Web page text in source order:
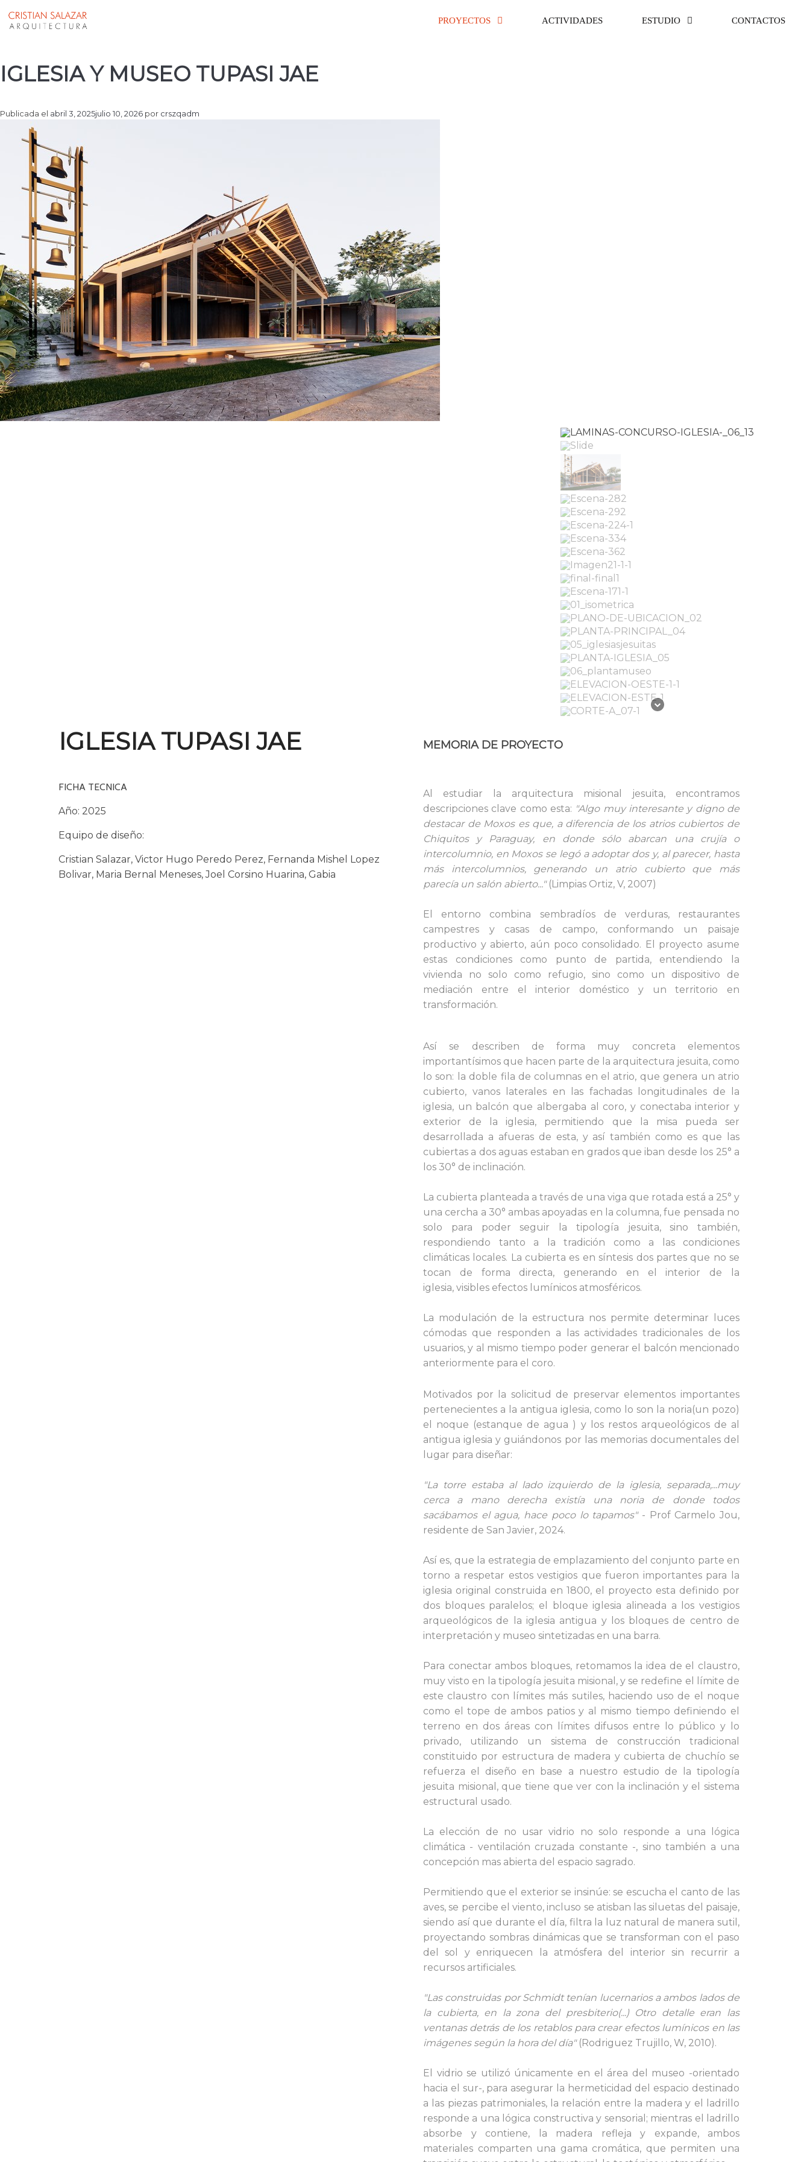
PROYECTOS ACTIVIDADES ESTUDIO CONTACTOS
Proyectos
IGLESIA Y MUSEO TUPASI JAE
Publicada el abril 3, 2025julio 10, 2026 por crszqadm
IGLESIA TUPASI JAE
FICHA TECNICA
Año: 2025
Equipo de diseño:
Cristian Salazar, Victor Hugo Peredo Perez, Fernanda Mishel Lopez
Bolivar, Maria Bernal Meneses, Joel Corsino Huarina, Gabia
MEMORIA DE PROYECTO
Al estudiar la arquitectura misional jesuita, encontramos
descripciones clave como esta: "Algomuy interesante y digno de
destacar de Moxos es que, a diferencia de los atrios cubiertos de
Chiquitos y Paraguay, en donde sólo abarcan una crujía o
intercolumnio, en Moxos se legó a adoptar dos y, al parecer, hasta
más intercolumnios, generando un atrio cubierto que más
parecía un salón abierto..." (Limpias Ortiz, V, 2007)
El entorno combina sembradíos de verduras, restaurantes
campestres y casas de campo, conformando un paisaje
productivo y abierto, aún poco consolidado. El proyecto asume
estas condiciones como punto de partida,entendiendo la
vivienda no solo como refugio, sino como un dispositivo de
mediación entre el interior doméstico y un territorio en
transformación.
Así se describen de forma muy concreta elementos
importantísimos que hacen parte de la arquitectura jesuita, como
lo son: la doble fila de columnas en el atrio, que genera un atrio
cubierto, vanos laterales en las fachadas longitudinales de la
iglesia, un balcón que albergaba al coro, y conectaba interior y
exterior de la iglesia, permitiendo que la misa pueda ser
desarrollada a afueras de esta, y así también como es que las
cubiertas a dos aguas estaban en grados que iban desde los 25° a
los 30° de inclinación.
La cubierta planteada a través de una viga que rotada está a 25° y
una cercha a 30° ambas apoyadas en la columna, fue pensada no
solo para poder seguir la tipología jesuita, sino también,
respondiendo tanto a la tradición como a las condiciones
climáticas locales. La cubierta es en síntesis dos partes que no se
tocan de forma directa, generando en el interior de la
iglesia, visibles efectos lumínicos atmosféricos.
La modulación de la estructura nos permite determinar luces
cómodas que responden a las actividades tradicionales de los
usuarios, y al mismo tiempo poder generar el balcón mencionado
anteriormente para el coro.
Motivados por la solicitud de preservar elementos importantes
pertenecientes a la antigua iglesia, como lo son la noria(un pozo)
el noque (estanque de agua ) y los restos arqueológicos de al
antigua iglesia y guiándonos por las memorias documentales del
lugar para diseñar:
"La torre estaba al lado izquierdo de la iglesia, separada,...muy
cerca a mano derecha existía una noria de donde todos
sacábamos el agua, hace poco lo tapamos" - Prof Carmelo Jou,
residente de San Javier, 2024.
Así es, que la estrategia de emplazamiento del conjunto parte en
torno a respetar estos vestigios que fueron importantes para la
iglesia original construida en 1800, el proyecto esta definido por
dos bloques paralelos; el bloque iglesia alineada a los vestigios
arqueológicos de la iglesia antigua y los bloques de centro de
interpretación y museo sintetizadas en una barra.
Para conectar ambos bloques, retomamos la idea de el claustro,
muy visto en la tipología jesuita misional, y se redefine el límite de
este claustro con límites más sutiles, haciendo uso de el noque
como el tope de ambos patios y al mismo tiempo definiendo el
terreno en dos áreas con límites difusos entre lo público y lo
privado, utilizando un sistema de construcción tradicional
constituido por estructura de madera y cubierta de chuchío se
refuerza el diseño en base a nuestro estudio de la tipología
jesuita misional, que tiene que ver con la inclinación y el sistema
estructural usado.
La elección de no usar vidrio no solo responde a una lógica
climática - ventilación cruzada constante -, sino también a una
concepción mas abierta del espacio sagrado.
Permitiendo que el exterior se insinúe: se escucha el canto de las
aves, se percibe el viento, incluso se atisban las siluetas del paisaje,
siendo así que d urante el día, filtra la luz natural de manera sutil,
proyectando sombras dinámicas que se transforman con el paso
del sol y enriquecen la atmósfera del interior sin recurrir a
recursos artificiales.
"Las construidas por Schmidt tenían lucernarios a ambos lados de
la cubierta, en la zona del presbiterio(...) Otro detalle eran las
ventanas detrás de los retablos para crear efectos lumínicos en las
imágenes según la hora del día"(Rodriguez Trujillo, W, 2010).
El vidrio se utilizó únicamente en el área del museo -orientado
hacia el sur-, para asegurar la hermeticidad del espacio destinado
a las piezas patrimoniales, la relación entre la madera y el ladrillo
responde a una lógica constructiva y sensorial; mientras el ladrillo
absorbe y contiene, la madera refleja y expande, ambos
materiales comparten una gama cromática, que permiten una